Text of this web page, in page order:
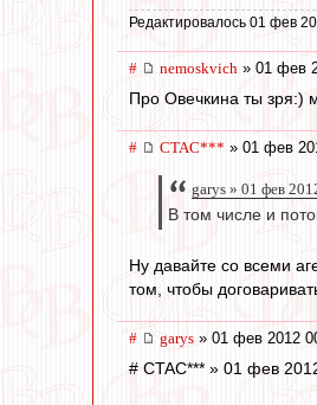
Редактировалось 01 фев
# nemoskvich » 01 фев
Про Овечкина ты зря:)
# CTAC*** » 01 фев
garys » 01 фев
В том числе и
Ну давайте со всеми
том, чтобы
# garys » 01 фев 2012
# CTAC*** » 01 фев